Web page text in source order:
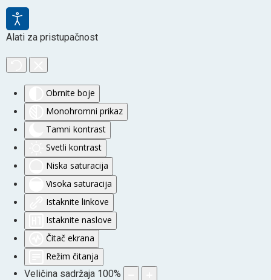
Alati za pristupačnost
Obrnite boje
Monohromni prikaz
Tamni kontrast
Svetli kontrast
Niska saturacija
Visoka saturacija
Istaknite linkove
Istaknite naslove
Čitač ekrana
Režim čitanja
Veličina sadržaja 100%